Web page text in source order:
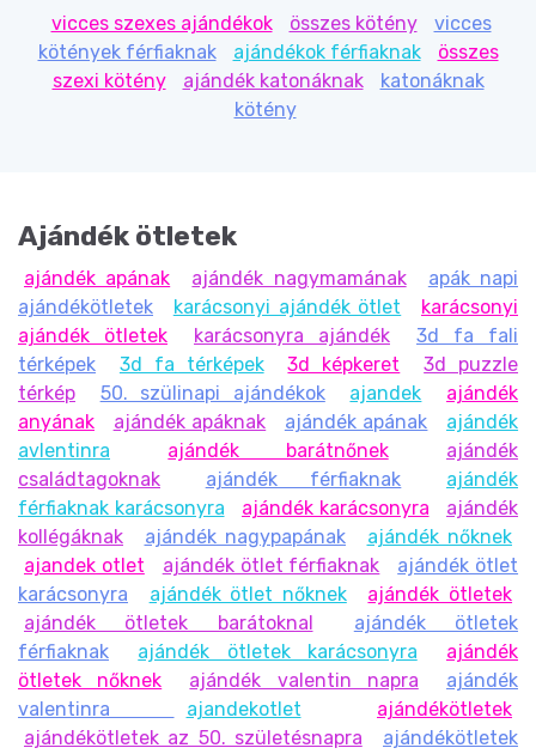
vicces szexes ajándékok összes kötény
vicces
kötények férfiaknak
ajándékok férfiaknak
összes
szexi kötény
ajándék katonáknak
katonáknak
kötény
Ajándék ötletek
ajándék apának ajándék nagymamának
apák napi
ajándékötletek
karácsonyi ajándék ötlet
karácsonyi
ajándék ötletek
karácsonyra ajándék
3d fa fali
térképek
3d fa térképek 3d képkeret
3d puzzle
térkép
50. szülinapi ajándékok ajandek
ajándék
anyának
ajándék apáknak ajándék apának
ajándék
avlentinra
ajándék barátnőnek
ajándék
családtagoknak
ajándék férfiaknak
ajándék
férfiaknak karácsonyra
ajándék karácsonyra
ajándék
kollégáknak
ajándék nagypapának
ajándék nőknek
ajandek otlet
ajándék ötlet férfiaknak
ajándék ötlet
karácsonyra
ajándék ötlet nőknek
ajándék ötletek
ajándék ötletek barátoknal
ajándék ötletek
férfiaknak
ajándék ötletek karácsonyra
ajándék
ötletek nőknek
ajándék valentin napra
ajándék
valentinra
ajandekotlet
ajándékötletek
ajándékötletek az 50. születésnapra
ajándékötletek